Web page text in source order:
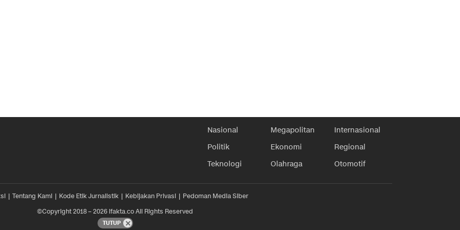
Nasional Megapolitan
Internasional
Politik
Ekonomi
Regional
Teknologi
Olahraga Otomotif
Tentang Kami Kode Etik Jurnalistik Kebijakan Privasi
Pedoman Media Siber
©Copyright 2018 – 2026 ifakta.co All Rights Reserved
TUTUP